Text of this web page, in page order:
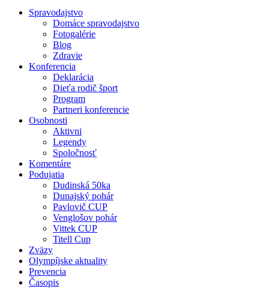
Spravodajstvo
Domáce spravodajstvo
Fotogalérie
Blog
Zdravie
Konferencia
Deklarácia
Dieťa rodič šport
Program
Partneri konferencie
Osobnosti
Aktivni
Legendy
Spoločnosť
Komentáre
Podujatia
Dudinská 50ka
Dunajský pohár
Pavlovič CUP
Venglošov pohár
Vittek CUP
Titell Cup
Zväzy
Olympíjske aktuality
Prevencia
Časopis